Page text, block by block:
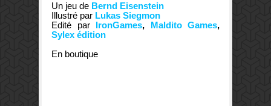
Un jeu de Bernd Eisenstein
Illustré par Lukas Siegmon
Edité par IronGames, Maldito Games,
Sylex édition
En boutique